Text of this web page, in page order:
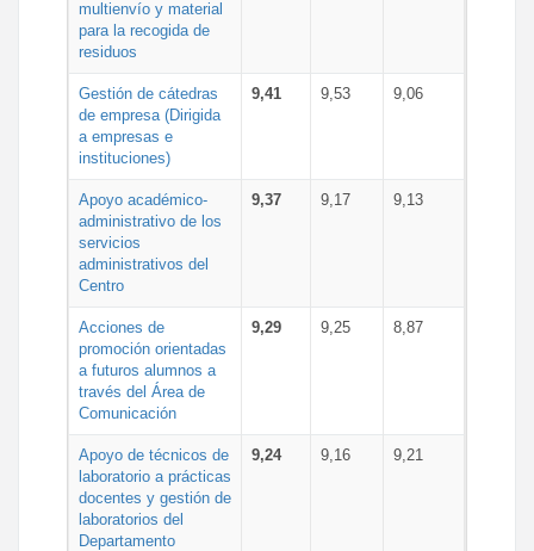
multienvío y material
para la recogida de
residuos
Gestión de cátedras
de empresa (Dirigida
a empresas e
instituciones)
9,41 9,53 9,06
Apoyo académico-
administrativo de los
servicios
administrativos del
Centro
9,37 9,17 9,13
Acciones de
promoción orientadas
a futuros alumnos a
través del Área de
Comunicación
9,29 9,25 8,87
Apoyo de técnicos de
laboratorio a prácticas
docentes y gestión de
laboratorios del
Departamento
9,24 9,16 9,21